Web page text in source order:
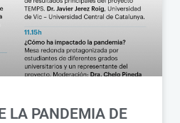
LA PANDEMIA DE